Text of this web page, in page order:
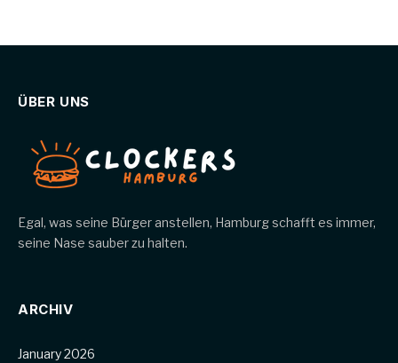
ÜBER UNS
Egal, was seine Bürger anstellen, Hamburg schafft es immer,
seine Nase sauber zu halten.
ARCHIV
January 2026